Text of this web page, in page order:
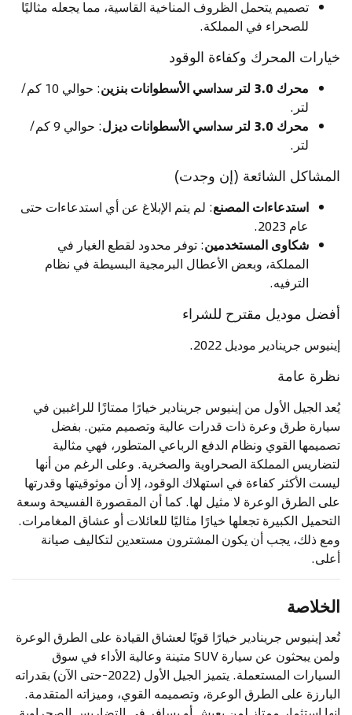
تصميم يتحمل الظروف المناخية القاسية، مما يجعله مثاليًا
للصحراء في المملكة.
خيارات المحرك وكفاءة الوقود
محرك 3.0 لتر سداسي الأسطوانات بنزين
: حوالي 10 كم/
لتر.
محرك 3.0 لتر سداسي الأسطوانات ديزل
: حوالي 9 كم/
لتر.
المشاكل الشائعة (إن وجدت)
استدعاءات المصنع: لم يتم الإبلاغ عن أي استدعاءات حتى
عام 2023.
شكاوى المستخدمين: توفر محدود لقطع الغيار في
المملكة، وبعض الأعطال البرمجية البسيطة في نظام
الترفيه.
أفضل موديل مقترح للشراء
إينيوس جرينادير موديل 2022.
نظرة عامة
يُعد الجيل الأول من إينيوس جرينادير خيارًا ممتازًا للراغبين في
سيارة طرق وعرة ذات قدرات عالية وتصميم متين. بفضل
تصميمها القوي ونظام الدفع الرباعي المتطور، فهي مثالية
لتضاريس المملكة الصحراوية والصخرية. وعلى الرغم من أنها
ليست الأكثر كفاءة في استهلاك الوقود، إلا أن موثوقيتها وقدرتها
على الطرق الوعرة لا مثيل لها. كما أن المقصورة الفسيحة وسعة
التحميل الكبيرة تجعلها خيارًا مثاليًا للعائلات أو عشاق المغامرات.
ومع ذلك، يجب أن يكون المشترون مستعدين لتكاليف صيانة
أعلى.
الخلاصة
تُعد إينيوس جرينادير خيارًا قويًا لعشاق القيادة على الطرق الوعرة
ولمن يبحثون عن سيارة SUV متينة وعالية الأداء في سوق
السيارات المستعملة. يتميز الجيل الأول (2022-حتى الآن) بقدراته
البارزة على الطرق الوعرة، وتصميمه القوي، وميزاته المتقدمة.